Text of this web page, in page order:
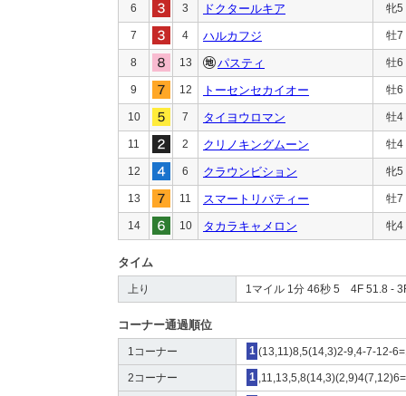
6 3 ドクタールキア 牝5
7 4 ハルカフジ 牡7
8 13 パスティ 牡6
9 12 トーセンセカイオー 牡6
10 7 タイヨウロマン 牡4
11 2 クリノキングムーン 牡4
12 6 クラウンビション 牝5
13 11 スマートリバティー 牡7
14 10 タカラキャメロン 牝4
タイム
上り 1マイル 1分 46秒 5 4F 51.8 -
コーナー通過順位
1コーナー 1 (13,11)8,5(14,3)2-9,4-7-12-
2コーナー 1